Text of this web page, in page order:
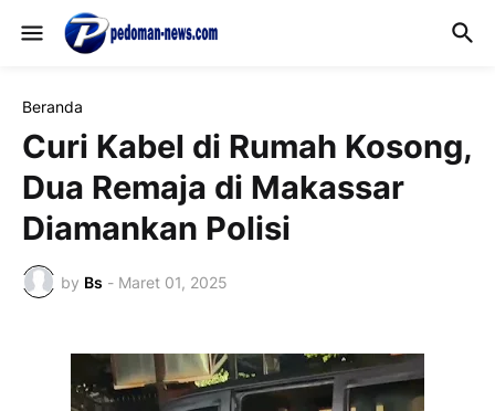
Beranda
Curi Kabel di Rumah Kosong,
Dua Remaja di Makassar
Diamankan Polisi
by Bs - Maret 01, 2025